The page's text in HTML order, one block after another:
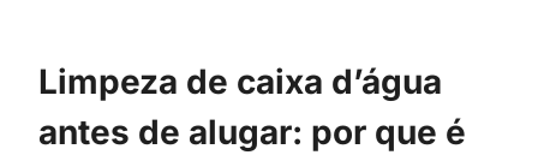
Limpeza de caixa d’água
antes de alugar: por que é